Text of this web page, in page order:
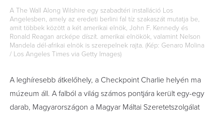
A The Wall Along Wilshire egy szabadtéri installáció Los
Angelesben, amely az eredeti berlini fal tíz szakaszát mutatja be,
amit többek között a két amerikai elnök, John F. Kennedy és
Ronald Reagan arcképe díszít. amerikai elnökök, valamint Nelson
Mandela dél-afrikai elnök is szerepelnek rajta. (Kép: Genaro Molina
/ Los Angeles Times via Getty Images)
A leghíresebb átkelőhely, a Checkpoint Charlie helyén ma
múzeum áll. A falból a világ számos pontjára került egy-egy
darab, Magyarországon a Magyar Máltai Szeretetszolgálat